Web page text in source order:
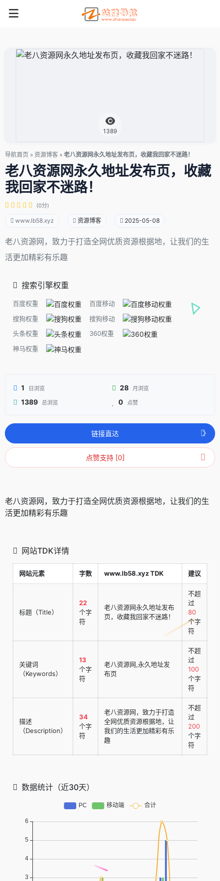
1389
导航首页 » 资源博客 » 老八资源网永久地址发布页，收藏我回家不迷路！
老八资源网永久地址发布页，收藏
我回家不迷路！
(0分)
www.lb58.xyz 资源博客 2025-05-08
老八资源网，致力于打造全网优质资源根据地，让我们的生
活更加精彩有乐趣
搜索引擎权重
百度权重
百度移动
搜狗权重
搜狗移动
头条权重
360权重
神马权重
1 日浏览 28 月浏览
1389 总浏览 0 点赞
链接直达
点赞支持 [0]
老八资源网，致力于打造全网优质资源根据地，让我们的生
活更加精彩有乐趣
网站TDK详情
网站元素 字数 www.lb58.xyz TDK 建议
标题（Title）
22
个字
符
老八资源网永久地址发布
页，收藏我回家不迷路！
不超
过
80
个字
符
关键词
（Keywords）
13
个字
符
老八资源网,永久地址发
布页
不超
过
100
个字
符
描述
（Description）
34
个字
符
老八资源网，致力于打造
全网优质资源根据地，让
我们的生活更加精彩有乐
趣
不超
过
200
个字
符
数据统计（近30天）